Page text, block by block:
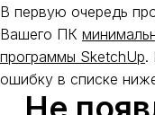
В первую очередь
Вашего ПК
программы SketchUp.
ошибку в списке